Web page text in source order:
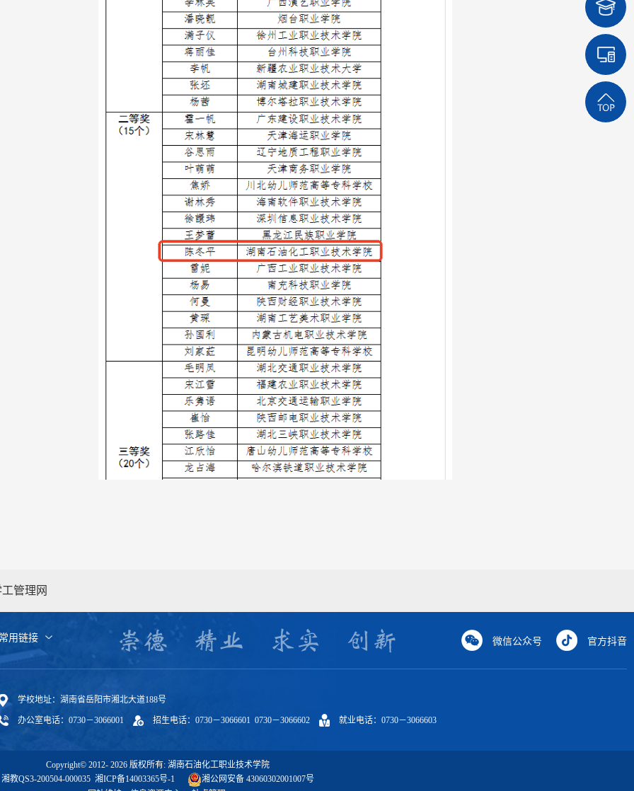
管理网
用链接 微信公众号 官方抖音
学校地址：湖南省岳阳市湘北大道188号
办公室电话：0730－3066001 招生电话：0730－3066601 0730－3066602 就业电话：0730－3066603
Copyright© 2012- 2026 版权所有: 湖南石油化工职业技术学院
湘教QS3-200504-000035 湘ICP备14003365号-1
湘公网安备 43060302001007号